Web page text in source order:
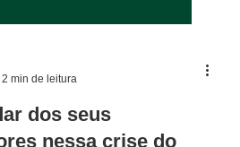
2 min de leitura